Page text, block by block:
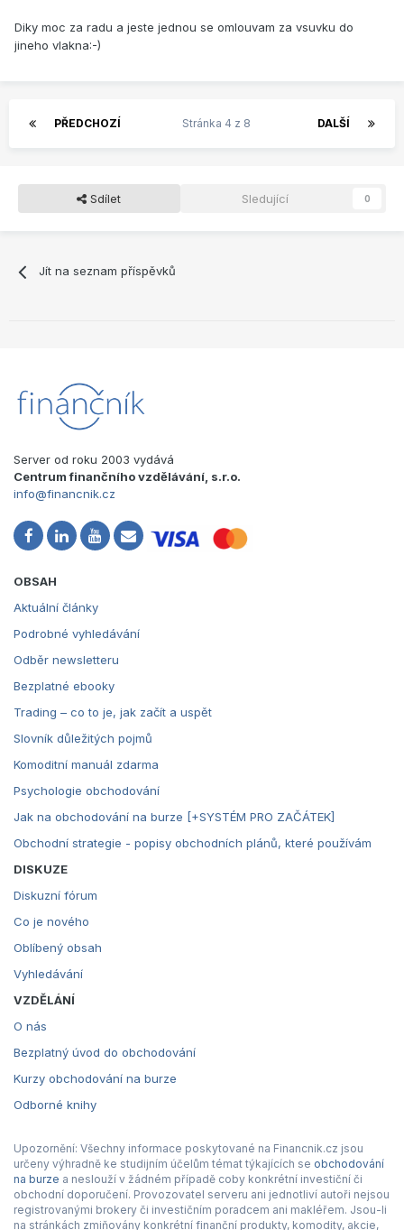
Diky moc za radu a jeste jednou se omlouvam za vsuvku do
jineho vlakna:-)
PŘEDCHOZÍ DALŠÍ
Stránka 4 z 8
Sdílet Sledující 0
Jít na seznam příspěvků
Server od roku 2003 vydává
Centrum finančního vzdělávání, s.r.o.
info@financnik.cz
OBSAH
Aktuální články
Podrobné vyhledávání
Odběr newsletteru
Bezplatné ebooky
Trading – co to je, jak začít a uspět
Slovník důležitých pojmů
Komoditní manuál zdarma
Psychologie obchodování
Jak na obchodování na burze [+SYSTÉM PRO ZAČÁTEK]
Obchodní strategie - popisy obchodních plánů, které používám
DISKUZE
Diskuzní fórum
Co je nového
Oblíbený obsah
Vyhledávání
VZDĚLÁNÍ
O nás
Bezplatný úvod do obchodování
Kurzy obchodování na burze
Odborné knihy
Upozornění: Všechny informace poskytované na Financnik.cz jsou
určeny výhradně ke studijním účelům témat týkajících se obchodování
na burze a neslouží v žádném případě coby konkrétní investiční či
obchodní doporučení. Provozovatel serveru ani jednotliví autoři nejsou
registrovanými brokery či investičním poradcem ani makléřem. Jsou-li
na stránkách zmiňovány konkrétní finanční produkty, komodity, akcie,